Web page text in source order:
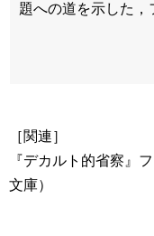
題への道を示した，
［関連］
『デカルト的省察』
文庫）